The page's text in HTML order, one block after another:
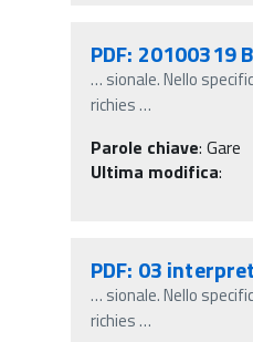
PDF: 20100319
… sionale. Nello
richies…
Parole chiave: Gare
Ultima modifica:
PDF: 03
… sionale. Nello
richies…